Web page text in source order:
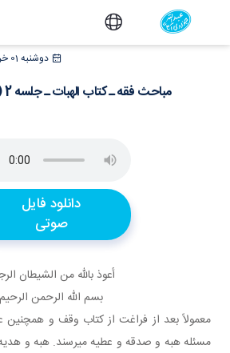
دوشنبه 01 خرداد 1402
مباحث فقه ـ کتاب الهبات ـ جلسه 2 (1402/03/01)
دانلود فایل
صوتی
أعوذ بالله من الشيطان
بسم الله الرحمن الرحيم
معمولاً بعد از فراغت از کتاب وقف و
مسئله هبه و صدقه و عطيه مي رسند. هبه و